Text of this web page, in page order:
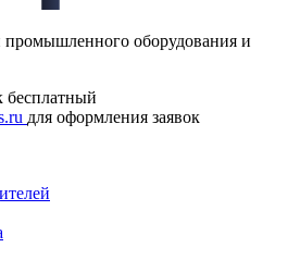
оборудования и
бесплатный
для оформления заявок